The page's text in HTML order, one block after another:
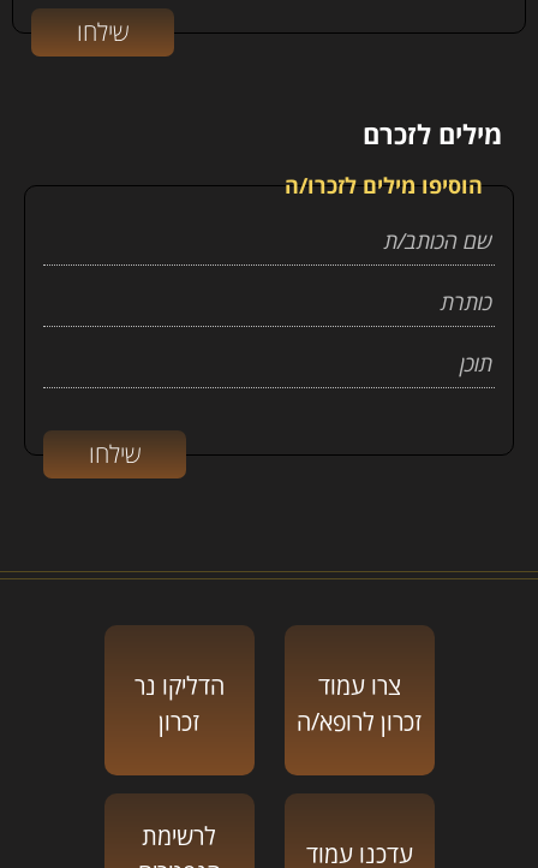
מילים לזכרם
הוסיפו מילים לזכרו/ה
צרו עמוד
זכרון לרופא/ה
הדליקו נר
זכרון
עדכנו עמוד לרשימת